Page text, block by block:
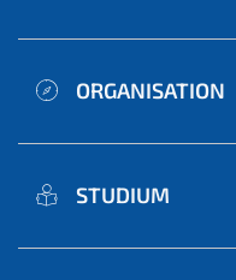
ORGANISATION
STUDIUM